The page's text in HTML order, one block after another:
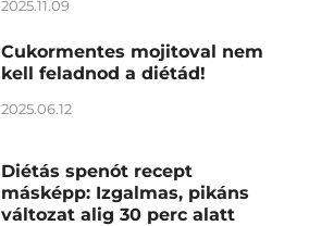
2025.11.09
Cukormentes mojitoval nem
kell feladnod a diétád!
2025.06.12
Diétás spenót recept
másképp: Izgalmas, pikáns
változat alig 30 perc alatt